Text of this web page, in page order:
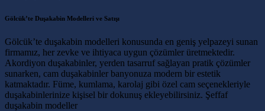
Gölcük’te Duşakabin Modelleri ve Satışı
Gölcük’te duşakabin modelleri konusunda en geniş yelpazeyi sunan
firmamız, her zevke ve ihtiyaca uygun çözümler üretmektedir.
Akordiyon duşakabinler, yerden tasarruf sağlayan pratik çözümler
sunarken, cam duşakabinler banyonuza modern bir estetik
katmaktadır. Füme, kumlama, karolaj gibi özel cam seçenekleriyle
duşakabinlerinize kişisel bir dokunuş ekleyebilirsiniz. Şeffaf
duşakabin modeller